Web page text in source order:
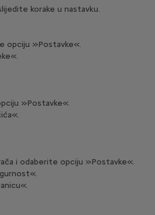
korake u nastavku.
opciju »Postavke«.
»Postavke«.
i odaberite opciju »Postavke«.